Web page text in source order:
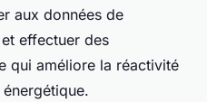
aux données de
et effectuer des
qui améliore la réactivité